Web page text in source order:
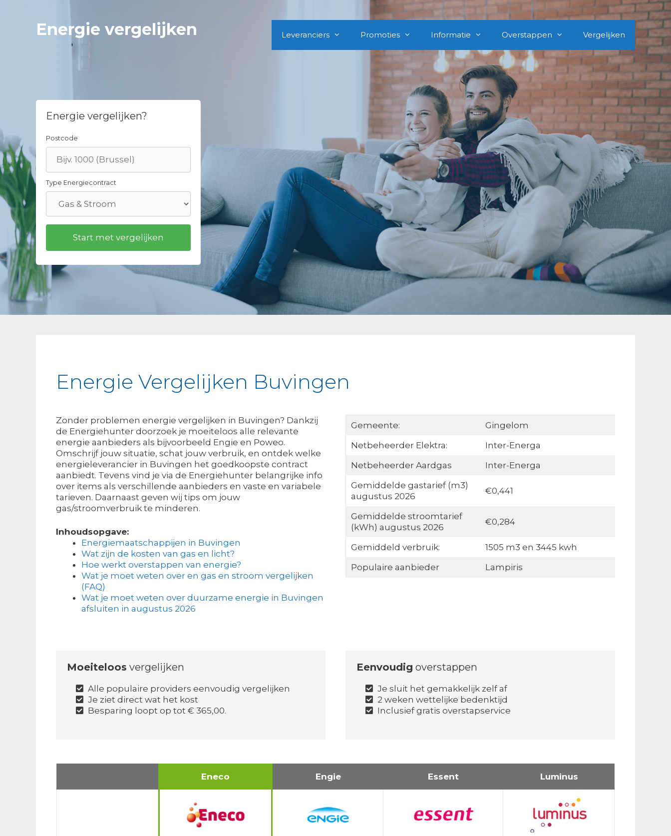
Energie vergelijken Leveranciers Promoties Informatie Overstappen Vergelijken
Energie vergelijken?
Postcode
Type Energiecontract
Energie Vergelijken Buvingen
Zonder problemen energie vergelijken in Buvingen? Dankzij
de Energiehunter doorzoek je moeiteloos alle relevante
energie aanbieders als bijvoorbeeld Engie en Poweo.
Omschrijf jouw situatie, schat jouw verbruik, en ontdek welke
energieleverancier in Buvingen het goedkoopste contract
aanbiedt. Tevens vind je via de Energiehunter belangrijke info
over items als verschillende aanbieders en vaste en variabele
tarieven. Daarnaast geven wij tips om jouw
gas/stroomverbruik te minderen.
Inhoudsopgave:
Energiemaatschappijen in Buvingen
Wat zijn de kosten van gas en licht?
Hoe werkt overstappen van energie?
Wat je moet weten over en gas en stroom vergelijken
(FAQ)
Wat je moet weten over duurzame energie in Buvingen
afsluiten in augustus 2026
Gemeente:
Gingelom
Netbeheerder Elektra:
Inter-Energa
Netbeheerder Aardgas
Inter-Energa
Gemiddelde gastarief (m3)
augustus 2026
€0,441
Gemiddelde stroomtarief
(kWh) augustus 2026
€0,284
Gemiddeld verbruik:
1505 m3 en 3445 kwh
Populaire aanbieder
Lampiris
Moeiteloos vergelijken
Alle populaire providers eenvoudig vergelijken
Je ziet direct wat het kost
Besparing loopt op tot € 365,00.
Eenvoudig overstappen
Je sluit het gemakkelijk zelf af
2 weken wettelijke bedenktijd
Inclusief gratis overstapservice
Eneco Engie Essent Luminus